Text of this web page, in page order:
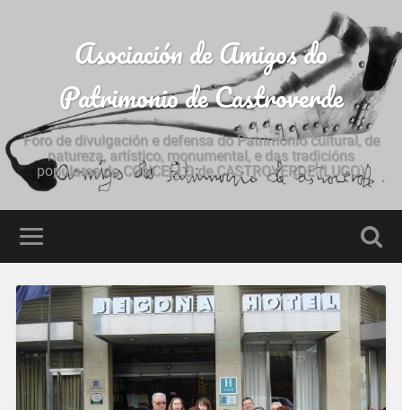
Asociación de Amigos do
Patrimonio de Castroverde
Foro de divulgación e defensa do Patrimonio cultural, de
natureza, artístico, monumental, e das tradicións
populares do CONCELLO de CASTROVERDE (LUGO)